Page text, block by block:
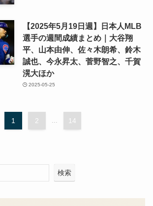
【2025年5月19日週】日本人MLB
選手の週間成績まとめ｜大谷翔
平、山本由伸、佐々木朗希、鈴木
誠也、今永昇太、菅野智之、千賀
滉大ほか
2025-05-25
1 2 ... 14
検索